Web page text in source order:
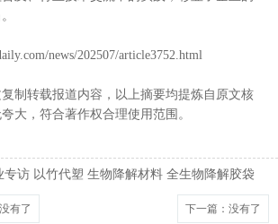
news/202507/article3752.html
制转载报道内容，以上摘要均提炼自原文核
大，符合著作权合理使用范围。
专访 以竹代塑 生物降解材料 全生物降解胶袋
没有了 下一篇 ：没有了